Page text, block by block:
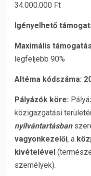
34.000.000 Ft
Igényelhető
Maximális
legfeljebb 90%
Altéma kódszáma:
Pályázók köre:
közigazgatási
nyilvántartásban
vagyonkezelői, a
kivételével
személyek).